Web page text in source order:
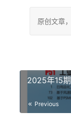
原创文章
2025年15
Previous